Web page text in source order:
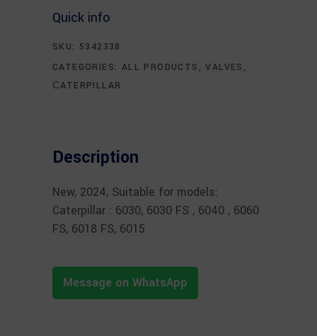
Quick info
SKU: 5342338
CATEGORIES: ALL PRODUCTS ,VALVES ,
СATERPILLAR
Description
New, 2024, Suitable for models:
Caterpillar : 6030, 6030 FS , 6040 , 6060
FS, 6018 FS, 6015
Message on WhatsApp